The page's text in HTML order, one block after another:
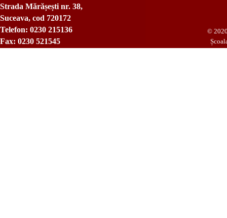
Strada Mărășești nr. 38,
Suceava, cod 720172
Telefon: 0230 215136
Fax: 0230 521545
©